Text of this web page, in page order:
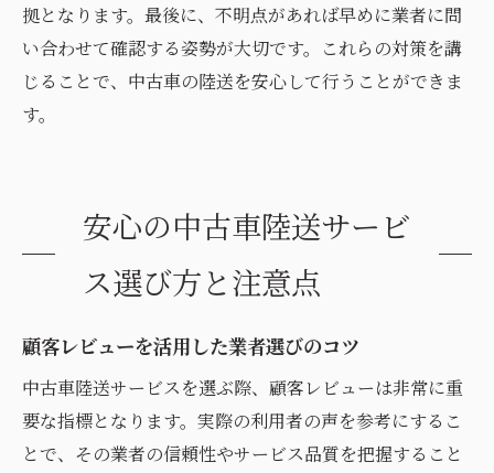
拠となります。最後に、不明点があれば早めに業者に問
い合わせて確認する姿勢が大切です。これらの対策を講
じることで、中古車の陸送を安心して行うことができま
す。
安心の中古車陸送サービ
ス選び方と注意点
顧客レビューを活用した業者選びのコツ
中古車陸送サービスを選ぶ際、顧客レビューは非常に重
要な指標となります。実際の利用者の声を参考にするこ
とで、その業者の信頼性やサービス品質を把握すること